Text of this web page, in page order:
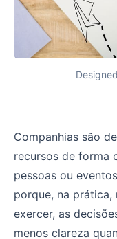
Como fazer seu
Companhias são
recursos de forma
pessoas ou
porque, na prática,
exercer, as
menos clareza